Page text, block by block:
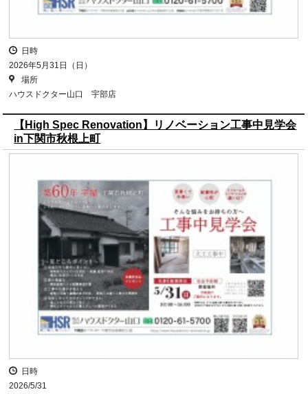
日時
2026年5月31日（日）
場所
ハウスドクター山口 宇部店
【High Spec Renovation】リノベーション工事中見学会
in下関市秋根上町
日時
2026/5/31